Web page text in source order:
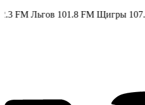
Льгов 101.8 FM Щигры 107.8 FM